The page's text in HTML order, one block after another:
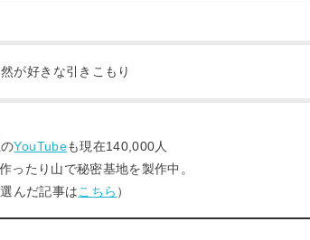
が好きな引きこもり
YouTubeも現在140,000人
ったり山で秘密基地を製作中。
んだ記事はこちら ）